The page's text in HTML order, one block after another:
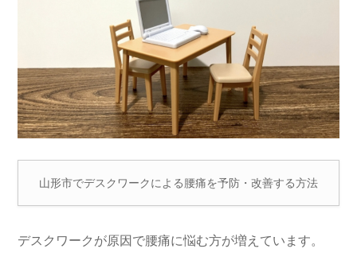
山形市でデスクワークによる腰痛を予防・改善する方法
デスクワークが原因で腰痛に悩む方が増えています。